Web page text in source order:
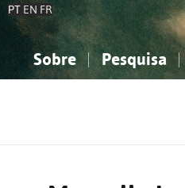
PT EN FR
Sobre Pesquisa